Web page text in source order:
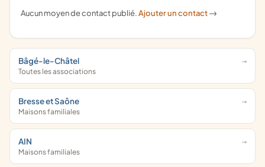
Aucun moyen de contact publié.Ajouter un contact ->
Bâgé-le-Châtel
Toutes les associations
Bresse et Saône
Maisons familiales
AIN
Maisons familiales